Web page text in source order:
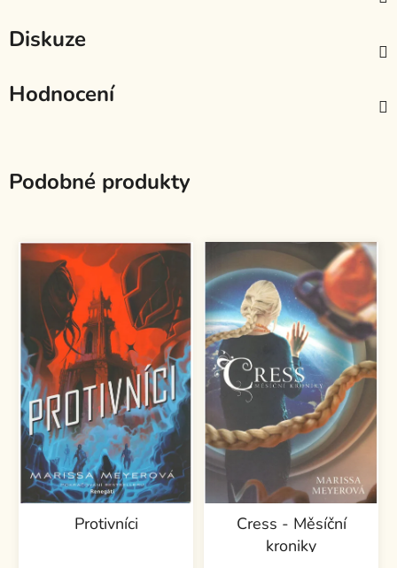
Diskuze
Hodnocení
Podobné produkty
Protivníci
Cress - Měsíční
kroniky